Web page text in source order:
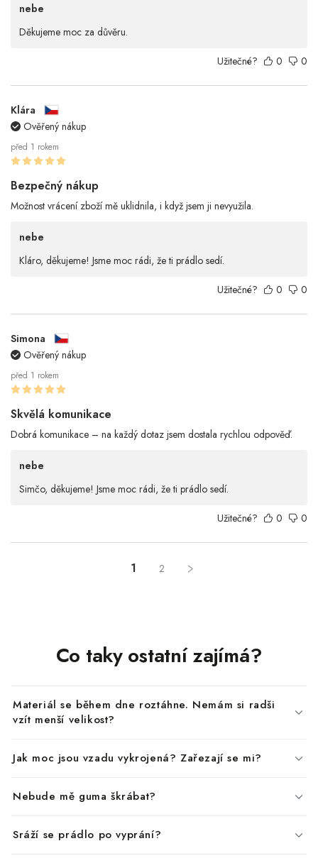
nebe
Děkujeme moc za důvěru.
Užitečné? 0 0
Klára
Ověřený nákup
před 1 rokem
Bezpečný nákup
Možnost vrácení zboží mě uklidnila, i když jsem ji nevyužila.
nebe
Kláro, děkujeme! Jsme moc rádi, že ti prádlo sedí.
Užitečné? 0 0
Simona
Ověřený nákup
před 1 rokem
Skvělá komunikace
Dobrá komunikace – na každý dotaz jsem dostala rychlou odpověď.
nebe
Simčo, děkujeme! Jsme moc rádi, že ti prádlo sedí.
Užitečné? 0 0
1 2
Co taky ostatní zajímá?
Materiál se během dne roztáhne. Nemám si radši
vzít menší velikost?
Jak moc jsou vzadu vykrojená? Zařezají se mi?
Nebude mě guma škrábat?
Sráží se prádlo po vyprání?